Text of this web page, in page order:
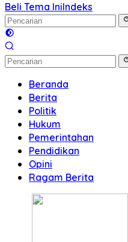
Beli Tema IniIndeks
Beranda
Berita
Politik
Hukum
Pemerintahan
Pendidikan
Opini
Ragam Berita